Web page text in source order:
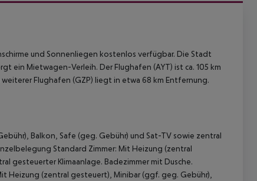
und Sonnenliegen kostenlos verfügbar. Die Stadt
ein Mietwagen-Verleih. Der Flughafen (AYT) ist ca. 105 km
Flughafen (GZP) liegt in etwa 68 km Entfernung.
Balkon, Safe (geg. Gebühr) und Sat-TV sowie zentral
Standard Zimmer: Mit Heizung (zentral
gesteuerter Klimaanlage. Badezimmer mit Dusche.
Heizung (zentral gesteuert), Minibar (ggf. geg. Gebühr),